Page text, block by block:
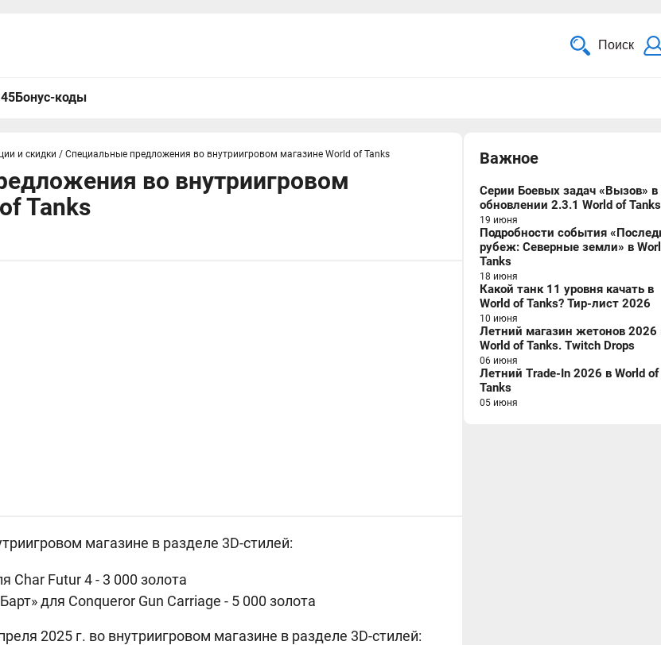
Поиск
Бонус-коды
и скидки / Специальные предложения во внутриигровом магазине World of Tanks
во внутриигровом
Tanks
магазине в разделе 3D-стилей:
Char Futur 4 - 3 000 золота
для Conqueror Gun Carriage - 5 000 золота
2025 г. во внутриигровом магазине в разделе 3D-стилей:
Важное
Серии Боевых задач «Вызов» в
обновлении 2.3.1 World of Tanks
19 июня
Подробности события
рубеж: Северные земли» в
Tanks
18 июня
Какой танк 11 уровня качать в
World of Tanks? Тир-лист 2026
10 июня
Летний магазин жетонов 2026
World of Tanks. Twitch Drops
06 июня
Летний Trade-In 2026 в World of
Tanks
05 июня